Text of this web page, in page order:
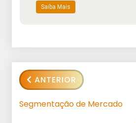
Saiba Mais
ANTERIOR
Segmentação de Mercado